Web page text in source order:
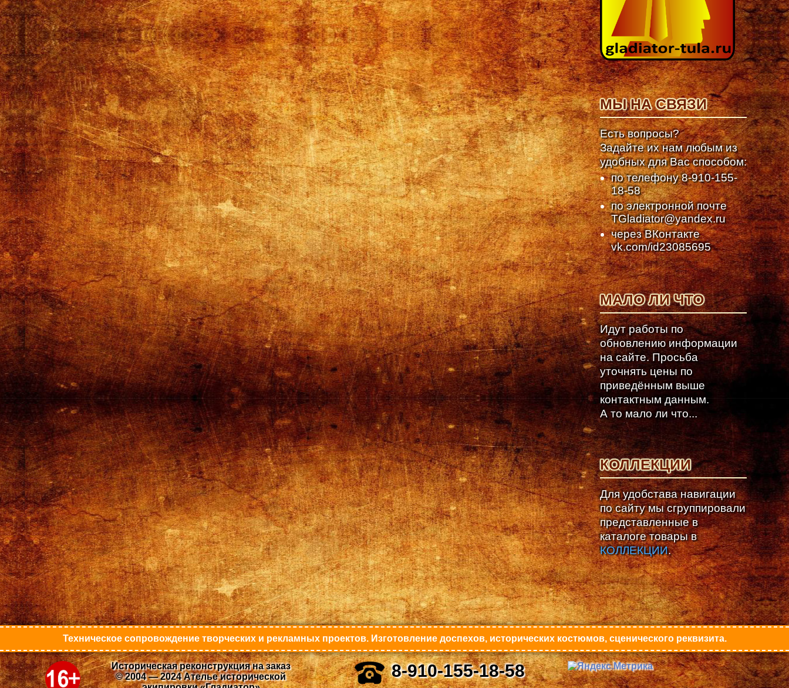
МЫ НА СВЯЗИ
Есть вопросы?
Задайте их нам любым из
удобных для Вас способом:
по телефону8-910-155-
18-58
по электронной почте
TGladiator@yandex.ru
через ВКонтакте
vk.com/id23085695
МАЛО ЛИ ЧТО
Идут работы по
обновлению информации
на сайте. Просьба
уточнять цены по
приведённым выше
контактным данным.
А то мало ли что...
КОЛЛЕКЦИИ
Для удобстава навигации
по сайту мы сгруппировали
представленные в
каталоге товары в
КОЛЛЕКЦИИ.
Техническое сопровождение творческих и рекламных проектов. Изготовление доспехов, исторических костюмов, сценического реквизита.
Историческая реконструкция на заказ
© 2004 — 2024 Ателье исторической
8-910-155-18-58